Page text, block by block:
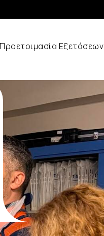
Προετοιμασία Εξετάσεων